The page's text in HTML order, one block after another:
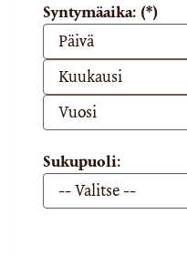
Syntymäaika: (*)
Sukupuoli: